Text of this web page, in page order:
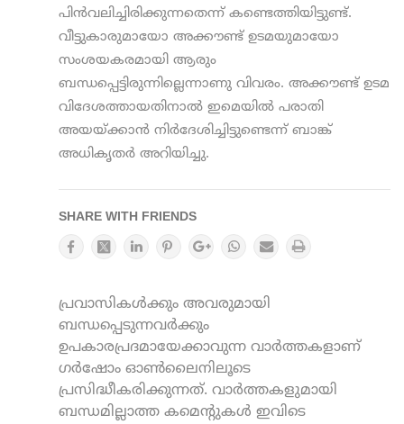
പിന്‍വലിച്ചിരിക്കുന്നതെന്ന് കണ്ടെത്തിയിട്ടുണ്ട്.
വീട്ടുകാരുമായോ അക്കൗണ്ട് ഉടമയുമായോ
സംശയകരമായി ആരും
ബന്ധപ്പെട്ടിരുന്നില്ലെന്നാണു വിവരം. അക്കൗണ്ട് ഉടമ
വിദേശത്തായതിനാല്‍ ഇമെയിൽ പരാതി
അയയ്ക്കാന്‍ നിര്‍ദേശിച്ചിട്ടുണ്ടെന്ന് ബാങ്ക്
അധികൃതര്‍ അറിയിച്ചു.
SHARE WITH FRIENDS
പ്രവാസികൾക്കും അവരുമായി
ബന്ധപ്പെടുന്നവർക്കും
ഉപകാരപ്രദമായേക്കാവുന്ന വാർത്തകളാണ്
ഗർഷോം ഓൺലൈനിലൂടെ
പ്രസിദ്ധീകരിക്കുന്നത്. വാർത്തകളുമായി
ബന്ധമില്ലാത്ത കമെന്റുകൾ ഇവിടെ